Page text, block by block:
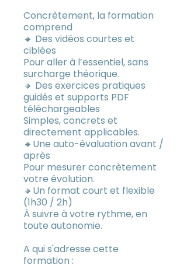
Concrètement, la formation
comprend
🔸 Des vidéos courtes et
ciblées
Pour aller à l’essentiel, sans
surcharge théorique.
🔸 Des exercices pratiques
guidés et supports PDF
téléchargeables
Simples, concrets et
directement applicables.
🔸Une auto-évaluation avant /
après
Pour mesurer concrètement
votre évolution.
🔸Un format court et flexible
(1h30 / 2h)
À suivre à votre rythme, en
toute autonomie.
A qui s'adresse cette
formation :